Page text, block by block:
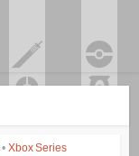
• Xbox Series